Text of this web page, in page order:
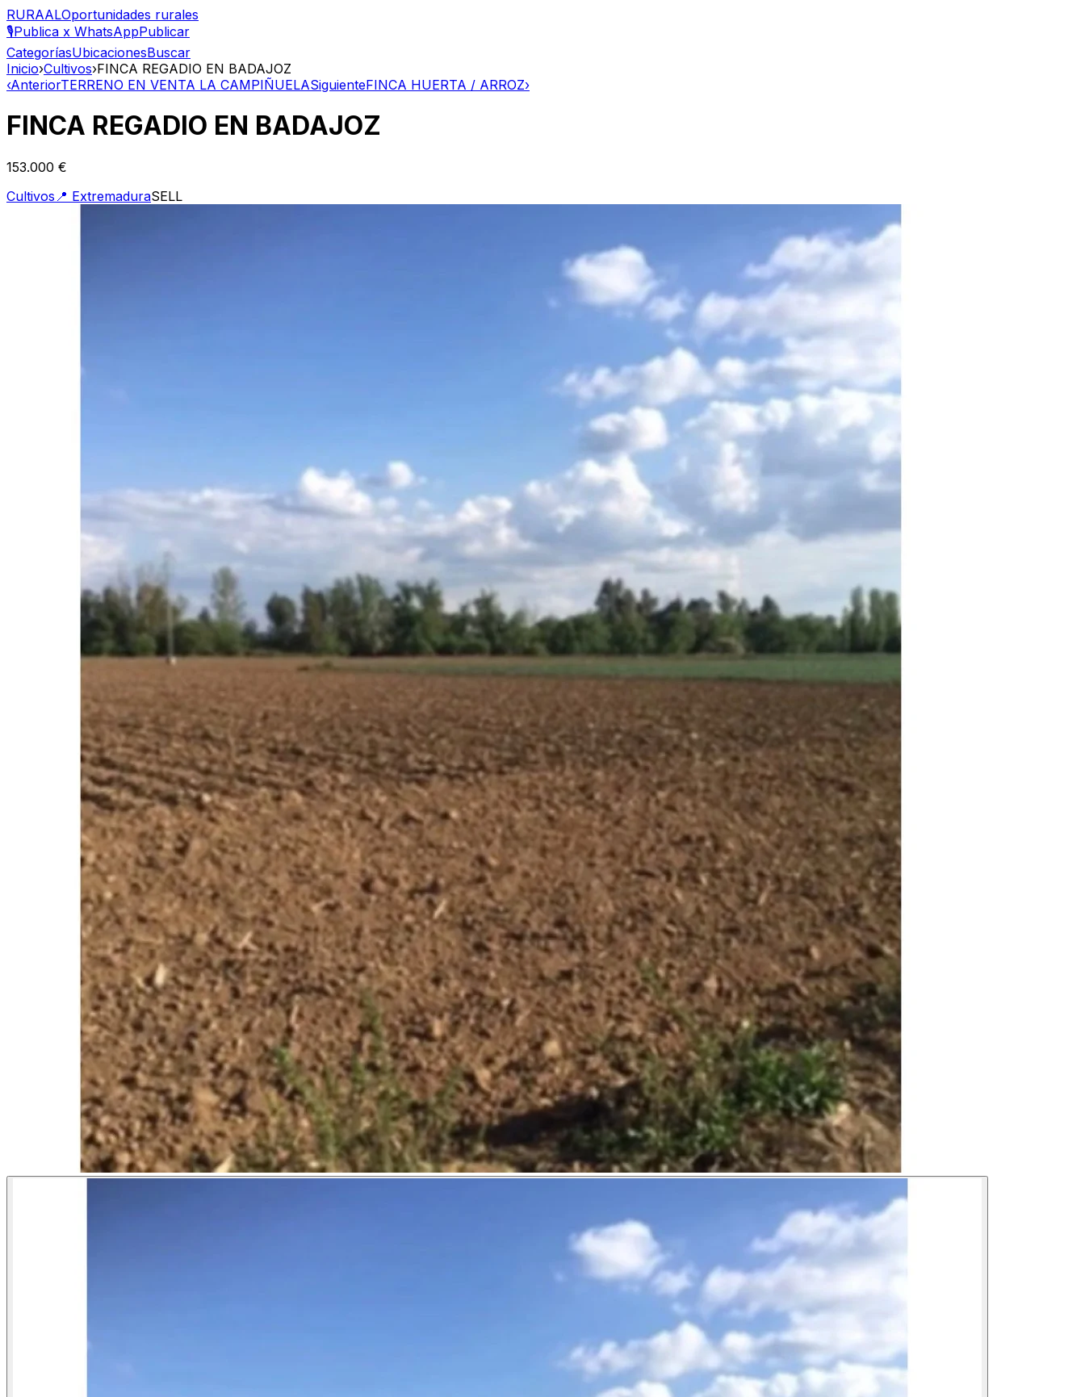
RURAALOportunidades rurales
🎙️Publica x WhatsAppPublicar
CategoríasUbicacionesBuscar
Inicio›Cultivos›FINCA REGADIO EN BADAJOZ
‹AnteriorTERRENO EN VENTA LA CAMPIÑUELASiguienteFINCA HUERTA / ARROZ›
FINCA REGADIO EN BADAJOZ
153.000 €
Cultivos 📍 ExtremaduraSELL